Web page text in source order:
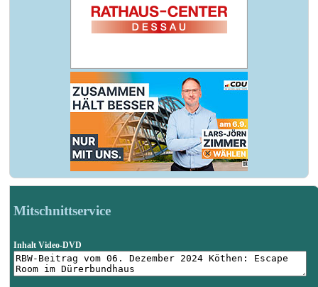
Mitschnittservice
Inhalt Video-DVD